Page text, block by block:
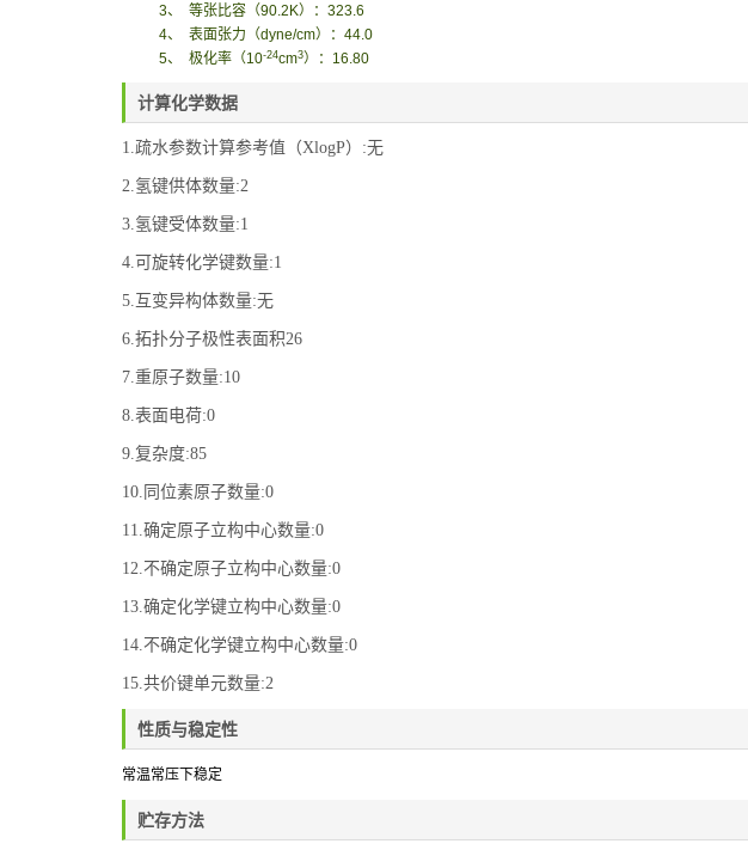
3、 等张比容（90.2K）： 323.6
4、 表面张力 （dyne/cm） ： 44.0
5、 极化率（10-24cm3） ： 16.80
计算化学数据
1.疏水参数计算参考值（XlogP）:无
2.氢键供体数量:2
3.氢键受体数量:1
4.可旋转化学键数量:1
5.互变异构体数量:无
6.拓扑分子极性表面积26
7.重原子数量:10
8.表面电荷:0
9.复杂度:85
10.同位素原子数量:0
11.确定原子立构中心数量:0
12.不确定原子立构中心数量:0
13.确定化学键立构中心数量:0
14.不确定化学键立构中心数量:0
15.共价键单元数量:2
性质与稳定性
常温常压下稳定
贮存方法